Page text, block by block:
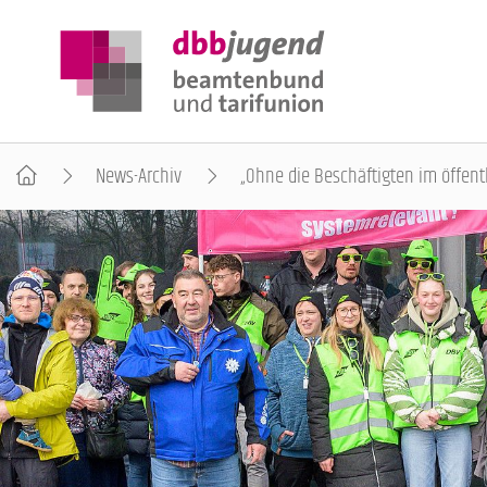
ÜBER DIE DBB JUGEND
POSITIONEN
AUSBILDUNGSINFORMATIONEN
INTERNATIONALES
News-Archiv „Ohne die Beschäftigten im